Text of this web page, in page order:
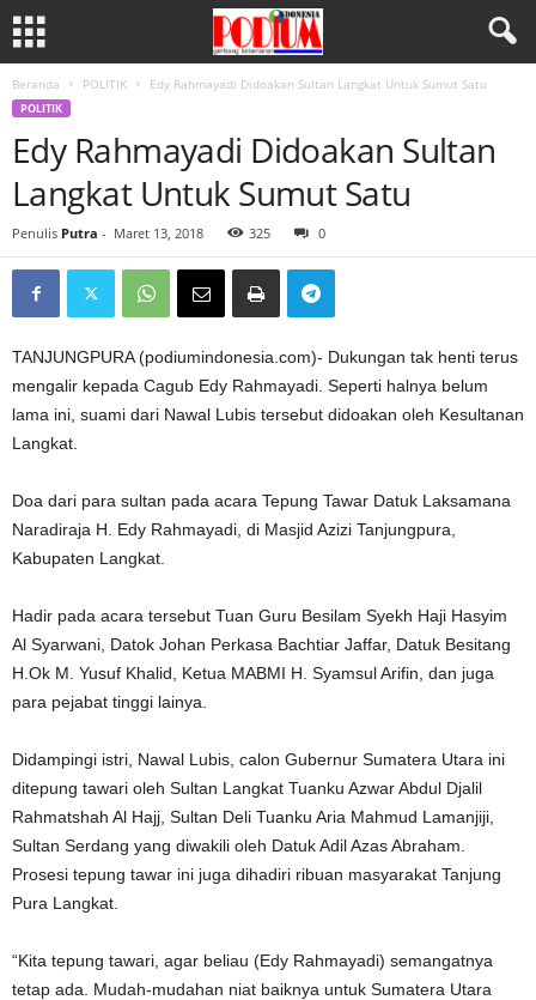
Beranda POLITIK Edy Rahmayadi Didoakan Sultan Langkat Untuk Sumut Satu
POLITIK
Edy Rahmayadi Didoakan Sultan
Langkat Untuk Sumut Satu
Penulis Putra - Maret 13, 2018 325 0
TANJUNGPURA (podiumindonesia.com)- Dukungan tak henti terus
mengalir kepada Cagub Edy Rahmayadi. Seperti halnya belum
lama ini, suami dari Nawal Lubis tersebut didoakan oleh Kesultanan
Langkat.
Doa dari para sultan pada acara Tepung Tawar Datuk Laksamana
Naradiraja H. Edy Rahmayadi, di Masjid Azizi Tanjungpura,
Kabupaten Langkat.
Hadir pada acara tersebut Tuan Guru Besilam Syekh Haji Hasyim
Al Syarwani, Datok Johan Perkasa Bachtiar Jaffar, Datuk Besitang
H.Ok M. Yusuf Khalid, Ketua MABMI H. Syamsul Arifin, dan juga
para pejabat tinggi lainya.
Didampingi istri, Nawal Lubis, calon Gubernur Sumatera Utara ini
ditepung tawari oleh Sultan Langkat Tuanku Azwar Abdul Djalil
Rahmatshah Al Hajj, Sultan Deli Tuanku Aria Mahmud Lamanjiji,
Sultan Serdang yang diwakili oleh Datuk Adil Azas Abraham.
Prosesi tepung tawar ini juga dihadiri ribuan masyarakat Tanjung
Pura Langkat.
“Kita tepung tawari, agar beliau (Edy Rahmayadi) semangatnya
tetap ada. Mudah-mudahan niat baiknya untuk Sumatera Utara